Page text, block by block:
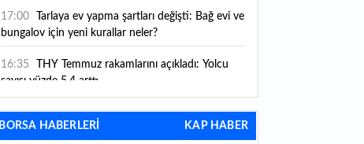
17:00
bungalov için yeni kurallar neler?
16:35
sayısı yüzde 5,4 arttı
16:27 Piyasaların beklediği veri geldi: ABD tarım
dışı istihdam rakamları açıklandı
BORSA HABERLERİ KAP HABER